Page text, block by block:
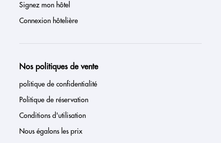
Signez mon hôtel
Connexion hôtelière
Nos politiques de vente
politique de confidentialité
Politique de réservation
Conditions d'utilisation
Nous égalons les prix